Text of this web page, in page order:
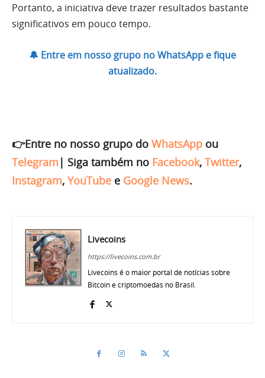
Portanto, a iniciativa deve trazer resultados bastante
significativos em pouco tempo.
🔔 Entre em nosso grupo no WhatsApp e fique
atualizado.
👉Entre no nosso grupo do WhatsApp ou
Telegram | Siga também no Facebook, Twitter,
Instagram, YouTube e Google News.
Livecoins
https://livecoins.com.br
Livecoins é o maior portal de notícias sobre
Bitcoin e criptomoedas no Brasil.